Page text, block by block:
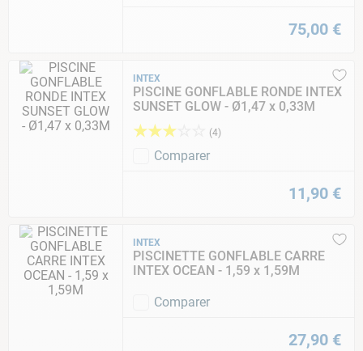
75,00 €
INTEX
PISCINE GONFLABLE RONDE INTEX
SUNSET GLOW - Ø1,47 x 0,33M
★★★ (4)
Comparer
11,90 €
INTEX
PISCINETTE GONFLABLE CARRE
INTEX OCEAN - 1,59 x 1,59M
Comparer
27,90 €